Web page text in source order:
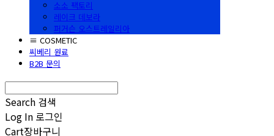
소소 팩토리
레이크 데보라
퍼거슨 오스트레일리아
≡ COSMETIC
씨베리 원료
B2B 문의
Search 검색
Log In 로그인
Cart장바구니